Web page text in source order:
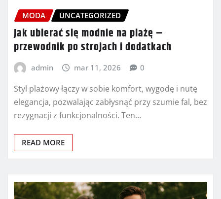
MODA UNCATEGORIZED
Jak ubierać się modnie na plażę –
przewodnik po strojach i dodatkach
admin mar 11, 2026 0
Styl plażowy łączy w sobie komfort, wygodę i nutę
elegancja, pozwalając zabłysnąć przy szumie fal, bez
rezygnacji z funkcjonalności. Ten…
READ MORE